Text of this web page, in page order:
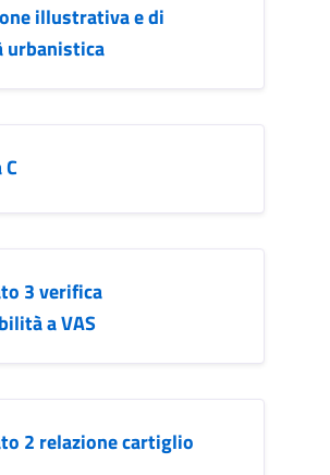
illustrativa e di
urbanistica
3 verifica
a VAS
2 relazione cartiglio